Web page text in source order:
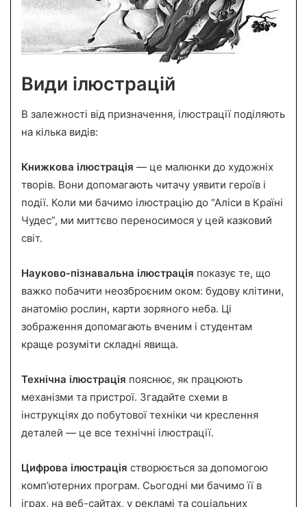
Види ілюстрацій
В залежності від призначення, ілюстрації поділяють
на кілька видів:
Книжкова ілюстрація — це малюнки до художніх
творів. Вони допомагають читачу уявити героїв і
події. Коли ми бачимо ілюстрацію до “Аліси в Країні
Чудес”, ми миттєво переносимося у цей казковий
світ.
Науково-пізнавальна ілюстрація показує те, що
важко побачити неозброєним оком: будову клітини,
анатомію рослин, карти зоряного неба. Ці
зображення допомагають вченим і студентам
краще розуміти складні явища.
Технічна ілюстрація пояснює, як працюють
механізми та пристрої. Згадайте схеми в
інструкціях до побутової техніки чи креслення
деталей — це все технічні ілюстрації.
Цифрова ілюстрація створюється за допомогою
комп’ютерних програм. Сьогодні ми бачимо її в
іграх, на веб-сайтах, у рекламі та соціальних